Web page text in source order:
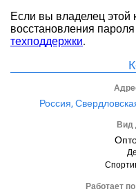
Если вы владелец этой
восстановления
техподдержки.
Россия,
Вид
Работает